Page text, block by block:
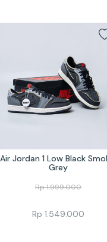
Air Jordan 1 Low Black
Grey
Rp1.999.000
Rp 1.549.000